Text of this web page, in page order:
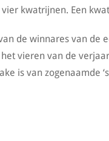
kwatrijnen. Een
de winnares van de
vieren van de
is van zogenaamde